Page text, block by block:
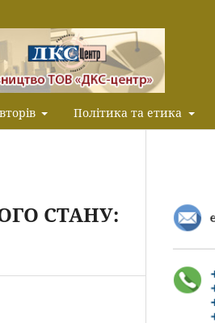
Політика та етика
СТАНУ: